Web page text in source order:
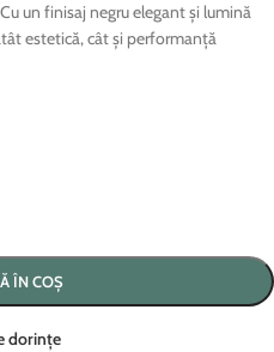
un finisaj negru elegant și lumină
estetică, cât și performanță
ÎN COȘ
dorințe